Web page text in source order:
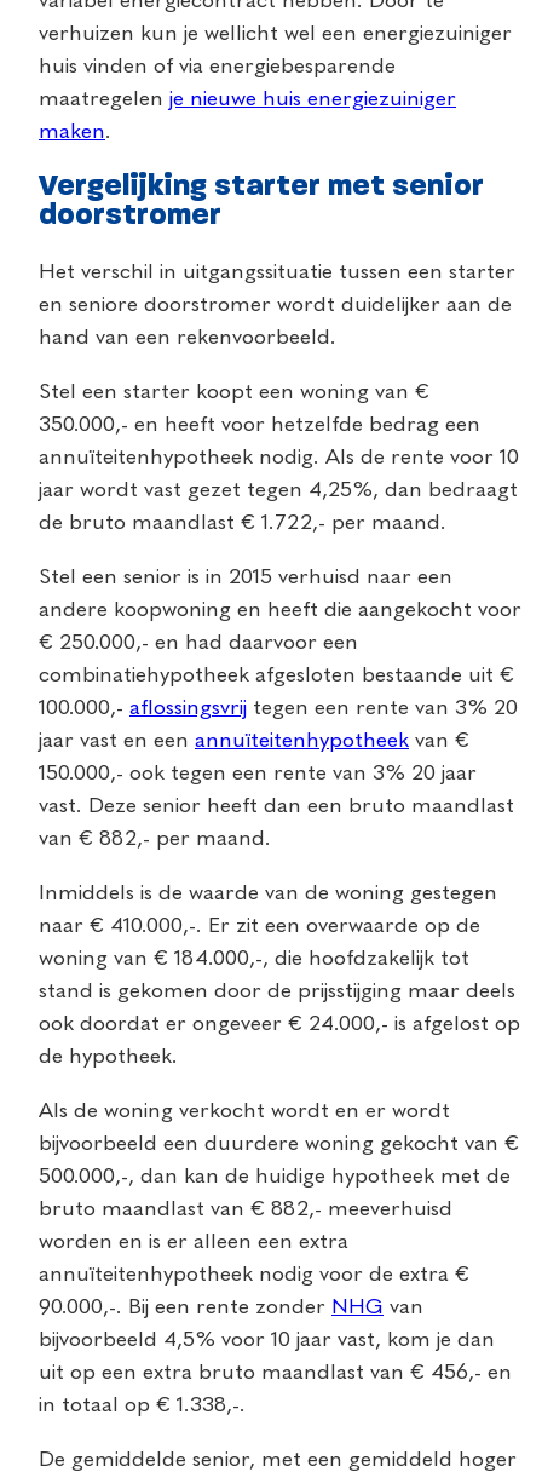
verhuizen kun je wellicht wel een energiezuiniger
huis vinden of via energiebesparende
maatregelen je nieuwe huis energiezuiniger
maken.
Vergelijking starter met senior
doorstromer
Het verschil in uitgangssituatie tussen een starter
en seniore doorstromer wordt duidelijker aan de
hand van een rekenvoorbeeld.
Stel een starter koopt een woning van €
350.000,- en heeft voor hetzelfde bedrag een
annuïteitenhypotheek nodig. Als de rente voor 10
jaar wordt vast gezet tegen 4,25%, dan bedraagt
de bruto maandlast € 1.722,- per maand.
Stel een senior is in 2015 verhuisd naar een
andere koopwoning en heeft die aangekocht voor
€ 250.000,- en had daarvoor een
combinatiehypotheek afgesloten bestaande uit €
100.000,- aflossingsvrij tegen een rente van 3% 20
jaar vast en een annuïteitenhypotheek van €
150.000,- ook tegen een rente van 3% 20 jaar
vast. Deze senior heeft dan een bruto maandlast
van € 882,- per maand.
Inmiddels is de waarde van de woning gestegen
naar € 410.000,-. Er zit een overwaarde op de
woning van € 184.000,-, die hoofdzakelijk tot
stand is gekomen door de prijsstijging maar deels
ook doordat er ongeveer € 24.000,- is afgelost op
de hypotheek.
Als de woning verkocht wordt en er wordt
bijvoorbeeld een duurdere woning gekocht van €
500.000,-, dan kan de huidige hypotheek met de
bruto maandlast van € 882,- meeverhuisd
worden en is er alleen een extra
annuïteitenhypotheek nodig voor de extra €
90.000,-. Bij een rente zonder NHG van
bijvoorbeeld 4,5% voor 10 jaar vast, kom je dan
uit op een extra bruto maandlast van € 456,- en
in totaal op € 1.338,-.
De gemiddelde senior, met een gemiddeld hoger